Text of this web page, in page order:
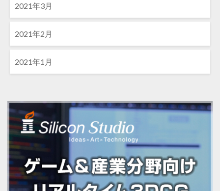
2021年3月
2021年2月
2021年1月